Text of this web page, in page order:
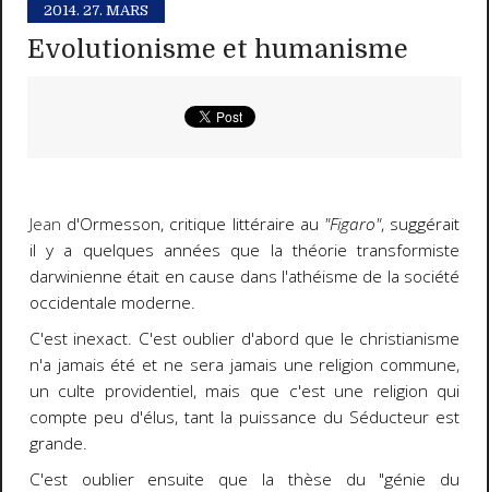
2014. 27. MARS
Evolutionisme et humanisme
Jean d'Ormesson, critique littéraire au "Figaro", suggérait
il y a quelques années que la théorie transformiste
darwinienne était en cause dans l'athéisme de la société
occidentale moderne.
C'est inexact. C'est oublier d'abord que le christianisme
n'a jamais été et ne sera jamais une religion commune,
un culte providentiel, mais que c'est une religion qui
compte peu d'élus, tant la puissance du Séducteur est
grande.
C'est oublier ensuite que la thèse du "génie du